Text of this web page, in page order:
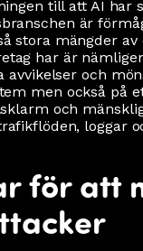
till att AI har
är
stora mängder av
har är
avvikelser och
men också på
och
loggar
för att